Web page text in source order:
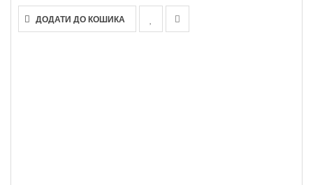
ДОДАТИ ДО КОШИКА